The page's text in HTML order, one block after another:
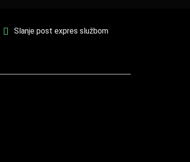
Slanje post expres službom